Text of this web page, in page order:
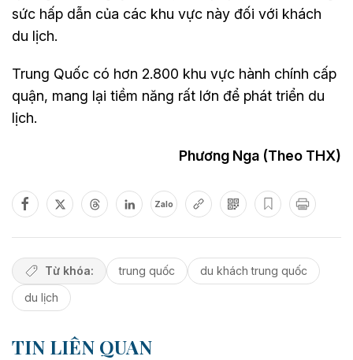
sức hấp dẫn của các khu vực này đối với khách
du lịch.
Trung Quốc có hơn 2.800 khu vực hành chính cấp
quận, mang lại tiềm năng rất lớn để phát triển du
lịch.
Phương Nga (Theo THX)
Zalo
Từ khóa: trung quốc
du khách trung quốc
du lịch
TIN LIÊN QUAN